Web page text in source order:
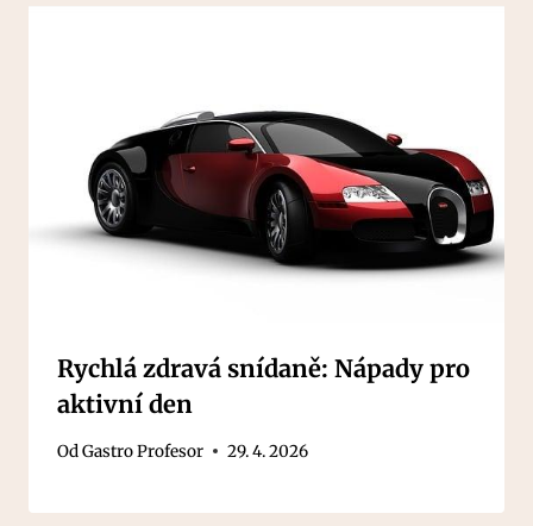
Rychlá zdravá snídaně: Nápady pro
aktivní den
OdGastro Profesor 29. 4. 2026